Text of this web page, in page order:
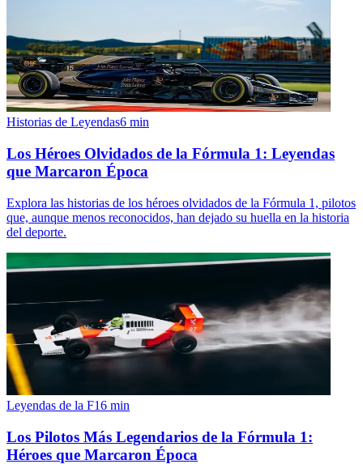
Historias de Leyendas6 min
Los Héroes Olvidados de la Fórmula 1: Leyendas
que Marcaron Época
Explora las historias de los héroes olvidados de la Fórmula 1, pilotos
que, aunque menos reconocidos, han dejado su huella en la historia
del deporte.
Leyendas de la F16 min
Los Pilotos Más Legendarios de la Fórmula 1:
Héroes que Marcaron Época